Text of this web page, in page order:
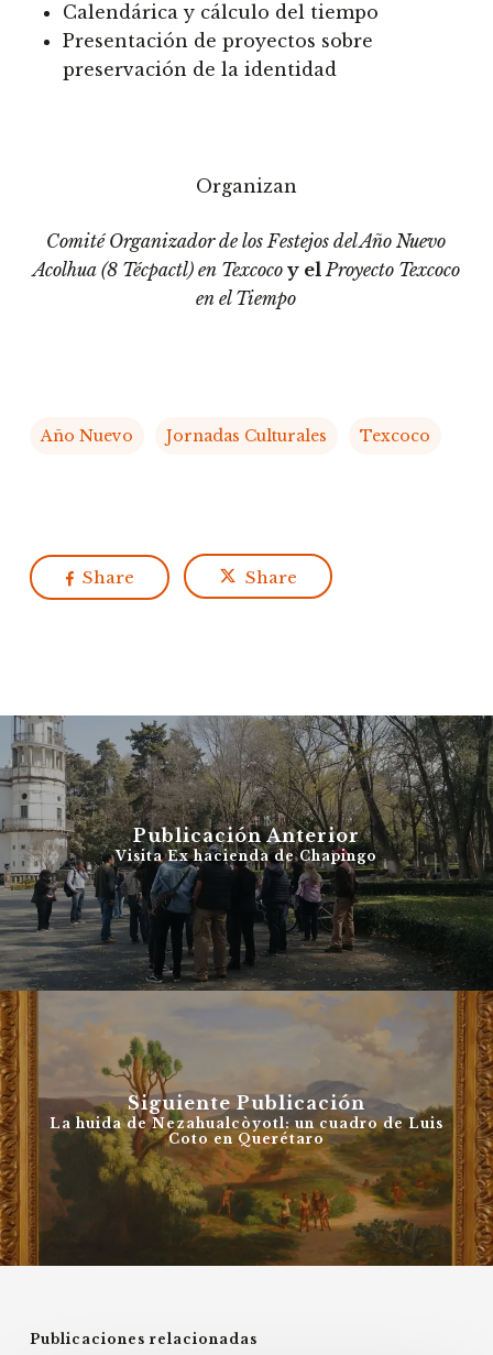
Calendárica y cálculo del tiempo
Presentación de proyectos sobre
preservación de la identidad
Organizan
Comité Organizador de los Festejos del Año Nuevo
Acolhua (8 Técpactl) en Texcocoy elProyecto Texcoco
en el Tiempo
Año Nuevo Jornadas Culturales Texcoco
Share Share
Publicación Anterior
Visita Ex hacienda de Chapingo
Siguiente Publicación
La huida de Nezahualcòyotl: un cuadro de Luis
Coto en Querétaro
Publicaciones relacionadas